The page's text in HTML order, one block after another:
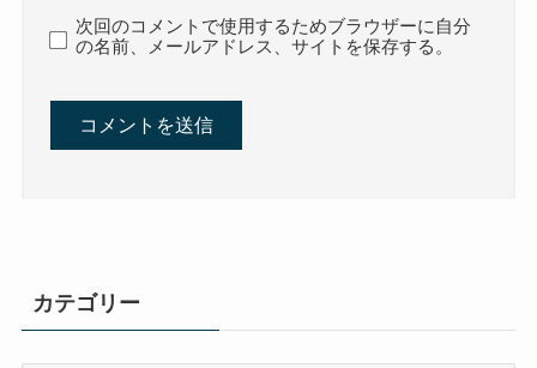
次回のコメントで使用するためブラウザーに自分
の名前、メールアドレス、サイトを保存する。
カテゴリー